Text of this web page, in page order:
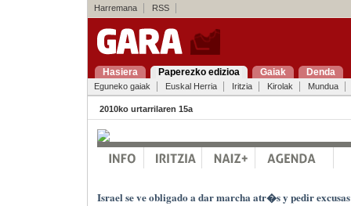
Harremana RSS
Hasiera Paperezko edizioa Gaiak Denda
Eguneko gaiak Euskal Herria Iritzia Kirolak Mundua
2010ko urtarrilaren 15a
Israel se ve obligado a dar marcha atr�s y pedir